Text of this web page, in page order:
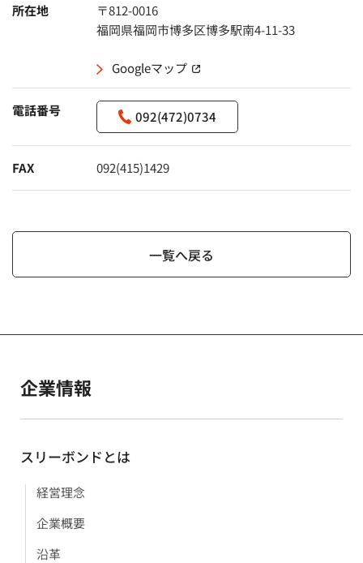
所在地
〒812-0016
福岡県福岡市博多区博多駅南4-11-33
Googleマップ
電話番号 092(472)0734
FAX 092(415)1429
一覧へ戻る
企業情報
スリーボンドとは
経営理念
企業概要
沿革